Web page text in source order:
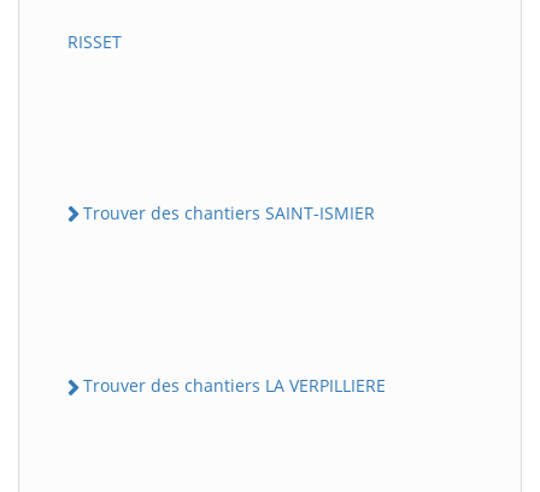
RISSET
Trouver des chantiers SAINT-ISMIER
Trouver des chantiers LA VERPILLIERE